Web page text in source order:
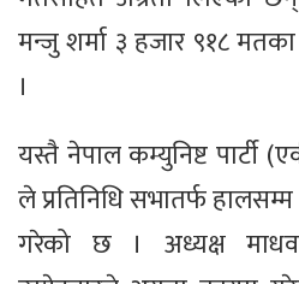
मन्जु शर्मा ३ हजार ९१८
।
यस्तै नेपाल कम्युनिष्ट पार्टी
ले प्रतिनिधि सभातर्फ
गरेको छ । अध्यक्ष